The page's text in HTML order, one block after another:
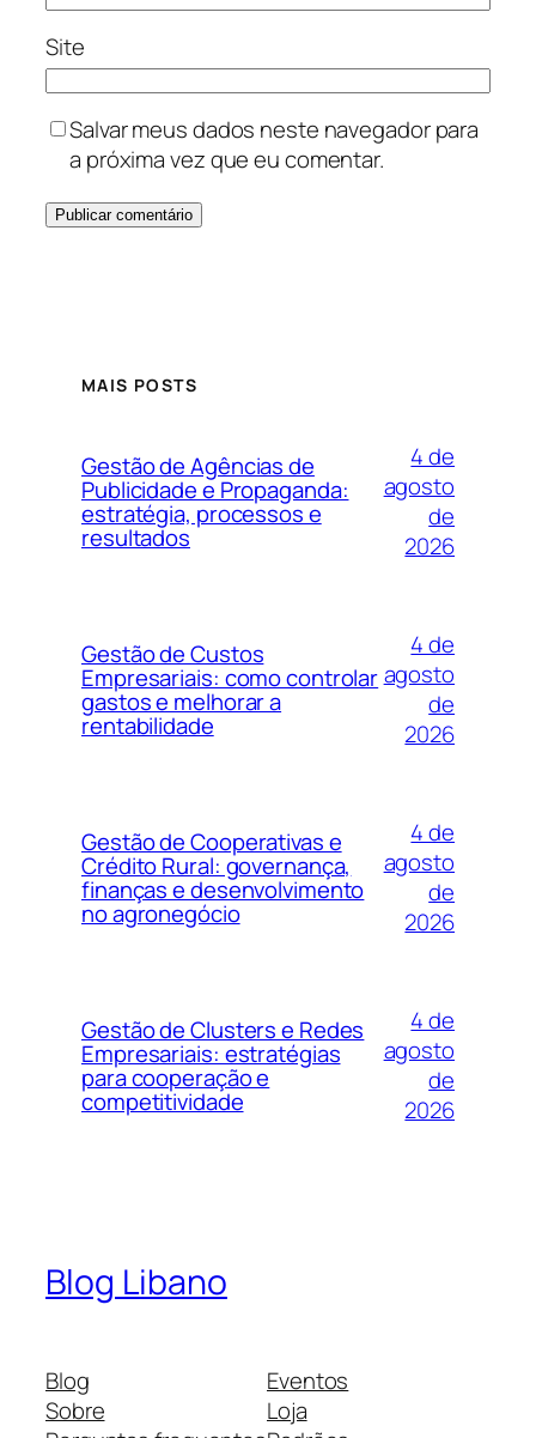
Site
Salvar meus dados neste navegador para
a próxima vez que eu comentar.
MAIS POSTS
Gestão de Agências de
Publicidade e Propaganda:
estratégia, processos e
resultados
4 de
agosto
de
2026
Gestão de Custos
Empresariais: como controlar
gastos e melhorar a
rentabilidade
4 de
agosto
de
2026
Gestão de Cooperativas e
Crédito Rural: governança,
finanças e desenvolvimento
no agronegócio
4 de
agosto
de
2026
Gestão de Clusters e Redes
Empresariais: estratégias
para cooperação e
competitividade
4 de
agosto
de
2026
Blog Libano
Blog
Sobre
Eventos
Loja